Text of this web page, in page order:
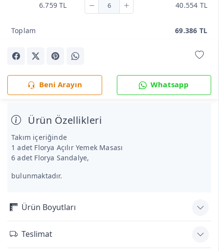
6.759 TL
40.554 TL
Toplam 69.386 TL
Beni Arayın Whatsapp
Ürün Özellikleri
Takım içeriğinde
1 adet Florya Açılır Yemek Masası
6 adet Florya Sandalye,
bulunmaktadır.
Ürün Boyutları
Teslimat